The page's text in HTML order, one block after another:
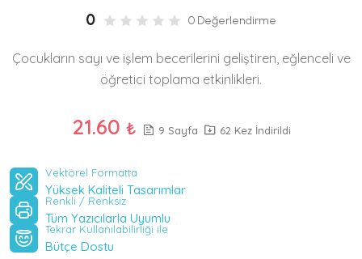
0 0 Değerlendirme
Çocukların sayı ve işlem becerilerini geliştiren, eğlenceli ve
öğretici toplama etkinlikleri.
21.60 ₺ 9 Sayfa 62 Kez İndirildi
Vektörel Formatta
Yüksek Kaliteli Tasarımlar
Renkli / Renksiz
Tüm Yazıcılarla Uyumlu
Tekrar Kullanılabilirliği ile
Bütçe Dostu